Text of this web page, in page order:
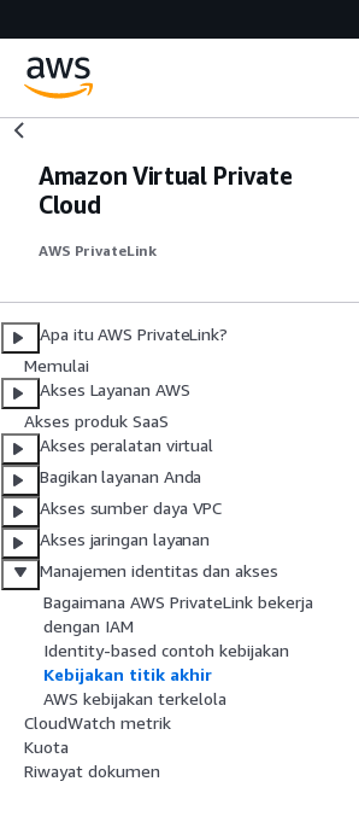
Amazon Virtual Private
Cloud
AWS PrivateLink
Apa itu AWS PrivateLink?
Memulai
Akses Layanan AWS
Akses produk SaaS
Akses peralatan virtual
Bagikan layanan Anda
Akses sumber daya VPC
Akses jaringan layanan
Manajemen identitas dan akses
Bagaimana AWS PrivateLink bekerja
dengan IAM
Identity-based contoh kebijakan
Kebijakan titik akhir
AWS kebijakan terkelola
CloudWatch metrik
Kuota
Riwayat dokumen